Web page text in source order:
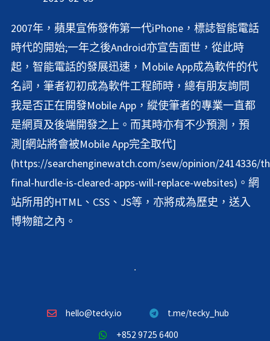
2007年，蘋果宣佈發佈第一代iPhone，標誌智能電話
時代的開始;一年之後Android亦宣告面世，從此時
起，智能電話的發展迅速，Ｍobile App成為軟件的代
名詞，筆者初初成為軟件工程師時，總有朋友詢問
我是否正在開發Mobile App，縱使筆者的專業一直都
是網頁及後端開發之上。而其時亦有不少預測，預
測[網站將會被Mobile App完全取代]
(https://searchenginewatch.com/sew/opinion/2414336/
final-hurdle-is-cleared-apps-will-replace-websites)。網
站所用的HTML、CSS、JS等，亦將成為歷史，送入
博物館之內。
hello@tecky.io
t.me/tecky_hub
+852 9725 6400